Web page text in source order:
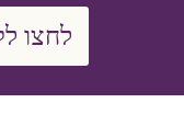
לחצו